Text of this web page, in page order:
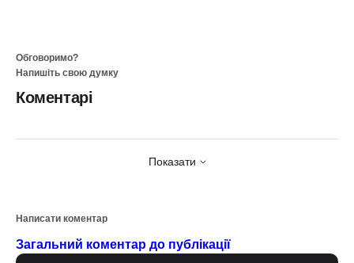
Обговоримо?
Напишіть свою думку
Коментарі
Показати
Написати коментар
Загальний коментар до публікації